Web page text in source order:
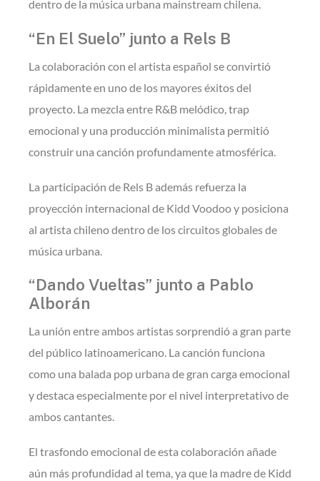
dentro de la música urbana mainstream chilena.
“En El Suelo” junto a Rels B
La colaboración con el artista español se convirtió
rápidamente en uno de los mayores éxitos del
proyecto. La mezcla entre R&B melódico, trap
emocional y una producción minimalista permitió
construir una canción profundamente atmosférica.
La participación de Rels B además refuerza la
proyección internacional de Kidd Voodoo y posiciona
al artista chileno dentro de los circuitos globales de
música urbana.
“Dando Vueltas” junto a Pablo
Alborán
La unión entre ambos artistas sorprendió a gran parte
del público latinoamericano. La canción funciona
como una balada pop urbana de gran carga emocional
y destaca especialmente por el nivel interpretativo de
ambos cantantes.
El trasfondo emocional de esta colaboración añade
aún más profundidad al tema, ya que la madre de Kidd